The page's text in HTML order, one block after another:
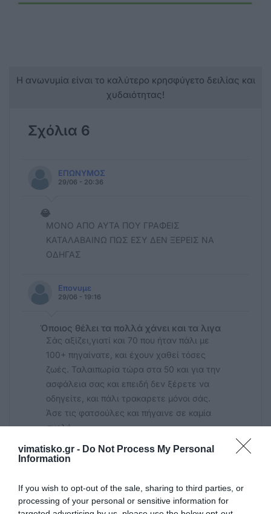
vimatisko.gr - Do Not Process My Personal
Information
If you wish to opt-out of the sale, sharing to third parties, or
processing of your personal or sensitive information for
Η ανωνυμία είναι το καλύτερο κρησφύγετο δειλίας και
χυδαιότητας!
Σχόλια 6
ΕΠΩΝΥΜΟΣ
29/06 - 20:36
😂
ΜΟΝΟ ΑΠΟ ΑΥΤΑ ΠΟΥ ΓΡΑΦΕΙΣ
ΚΑΤΑΛΑΒΑΙΝΩ ΠΩΣ ΕΣΥ ΔΕΝ ΞΕΡΕΙΣ ΝΑ
ΟΔΗΓΑΣ
Επονυμε
29/06 - 19:16
Όποιος θέλει τα πολλά χάνει και τα λιγα
Σάς αξίζει,γιατί και 70 που ήταν πάλι με
100+ πηγαίνατε, και έχουν χαθεί τόσες
ζωές. Ταλαιπωρία τώρα στα 50 και για την
ασφάλεια σας και επειδή δεν ξέρετε να
οδηγείτε, και πάλι τρακαρετε μόνοι σάς.
Άσε τις φατσούλες και πήγαινε σε καμία
σχολή.
ΕΠΩΝΥΜΟΣ
🥴